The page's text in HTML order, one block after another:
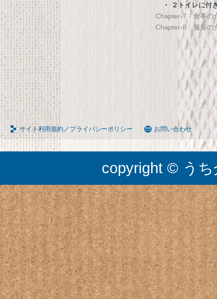
タンスのゲン 介護用ベッドテー
ブル キャスター付き 伸縮式 高さ
調節可能 Licht リヒト
65090050BR
てる「乗るピタ機能」搭
組成計 ホワイト BC-754-
・ ２トイレに付
Chapter-7 食事の
Chapter-8 服薬の
サイト利用規約／プライバシーポリシー お問い合わせ
copyright © う